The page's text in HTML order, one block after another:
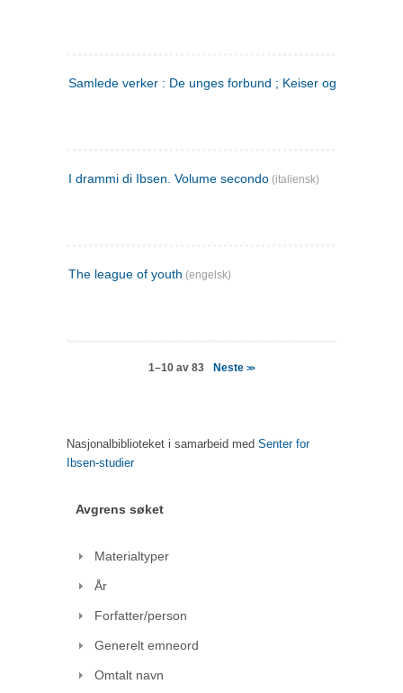
Samlede verker : De unges forbund ; Keiser og Galilæer. 3
I drammi di Ibsen. Volume secondo (italiensk)
The league of youth (engelsk)
1–10 av 83 Neste>>
Nasjonalbiblioteket i samarbeid med Senter for
Ibsen-studier
Avgrens søket
Materialtyper
År
Forfatter/person
Generelt emneord
Omtalt navn